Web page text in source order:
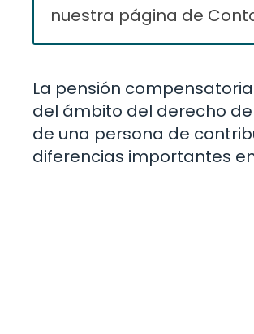
nuestra página de
La pensión
del ámbito del derecho
de una persona de
diferencias importantes